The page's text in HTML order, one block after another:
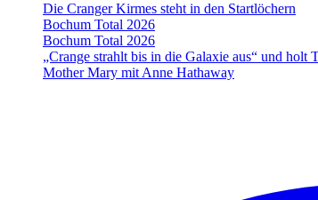
Die Cranger Kirmes steht in den Startlöchern
Bochum Total 2026
Bochum Total 2026
„Crange strahlt bis in die Galaxie aus“ und holt
Mother Mary mit Anne Hathaway